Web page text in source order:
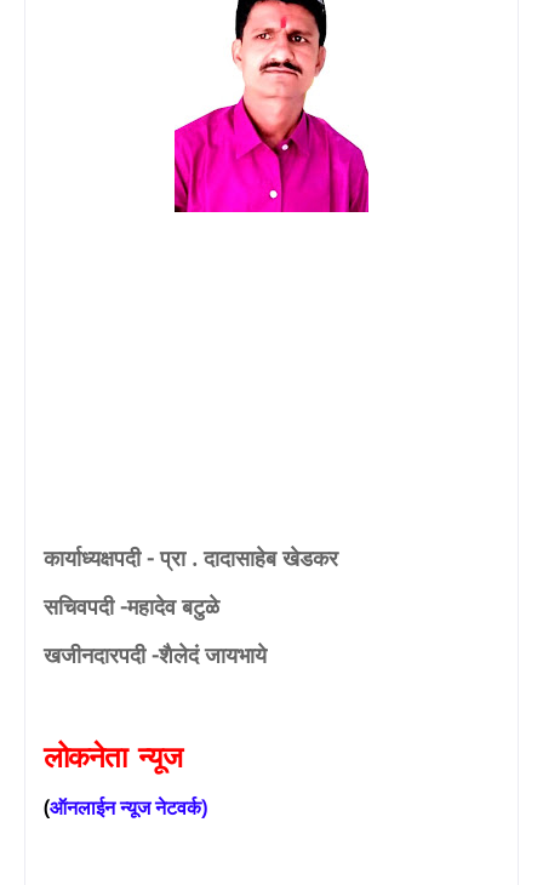
कार्याध्यक्षपदी-प्रा . दादासाहेब खेडकर
सचिवपदी -महादेव बटुळे
खजीनदारपदी-शैलेदं जायभाये
लोकनेता न्यूज
(ऑनलाईनन्यूजनेटवर्क)